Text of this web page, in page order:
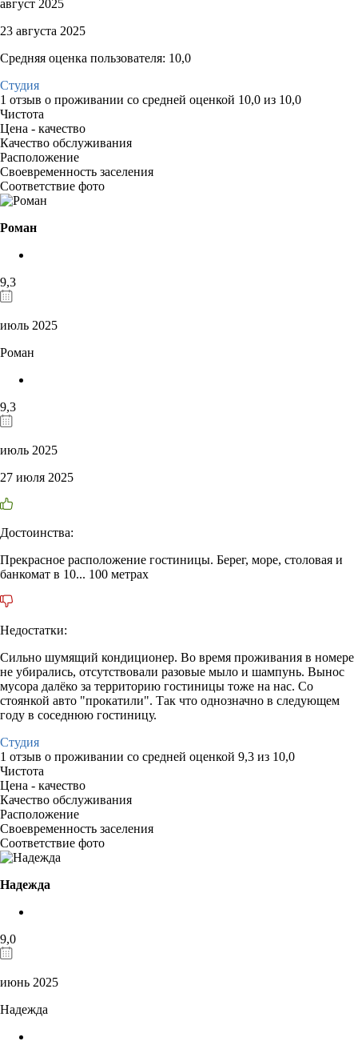
август 2025
23 августа 2025
Средняя оценка пользователя: 10,0
Студия
1 отзыв о проживании со средней оценкой 10,0 из 10,0
Чистота
Цена - качество
Качество обслуживания
Расположение
Своевременность заселения
Соответствие фото
Роман
9,3
июль 2025
Роман
9,3
июль 2025
27 июля 2025
Достоинства:
Прекрасное расположение гостиницы. Берег, море, столовая и
банкомат в 10... 100 метрах
Недостатки:
Сильно шумящий кондиционер. Во время проживания в номере
не убирались, отсутствовали разовые мыло и шампунь. Вынос
мусора далёко за территорию гостиницы тоже на нас. Со
стоянкой авто "прокатили". Так что однозначно в следующем
году в соседнюю гостиницу.
Студия
1 отзыв о проживании со средней оценкой 9,3 из 10,0
Чистота
Цена - качество
Качество обслуживания
Расположение
Своевременность заселения
Соответствие фото
Надежда
9,0
июнь 2025
Надежда